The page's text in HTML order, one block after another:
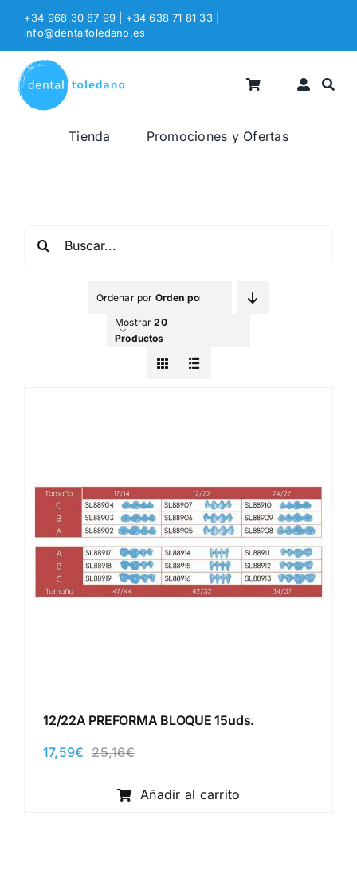
Saltar
contenido
+34 968 30 87 99 | +34 638 71 81 33
info@dentaltoledano.es
Tienda Promociones y Ofertas
Ordenar por Orden por Defecto
Mostrar20
Productos
12/22A PREFORMA BLOQUE 15uds.
25,16€El
original
era:
17,59€
El
actual
es:
Añadir al carrito